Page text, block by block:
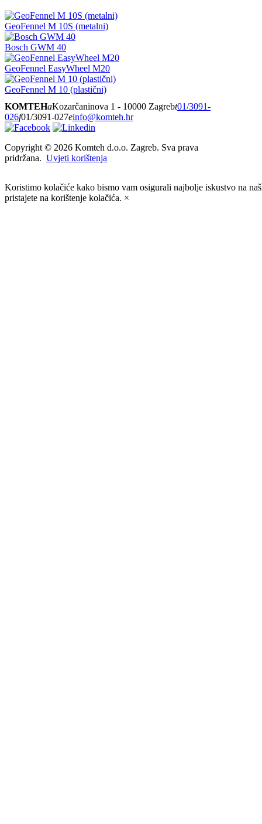
GeoFennel M 10S (metalni)
Bosch GWM 40
GeoFennel EasyWheel M20
GeoFennel M 10 (plastični)
KOMTEHaKozarčaninova 1 - 10000 Zagrebt01/3091-
026f01/3091-027einfo@komteh.hr
Copyright © 2026 Komteh d.o.o. Zagreb. Sva prava
pridržana. Uvjeti korištenja
Koristimo kolačiće kako bismo vam osigurali najbolje iskustvo na
pristajete na korištenje kolačića. ×